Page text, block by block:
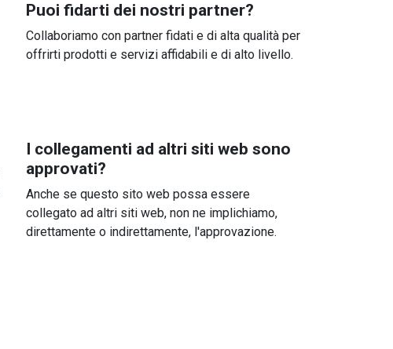
Puoi fidarti dei nostri partner?
Collaboriamo con partner fidati e di alta qualità per
offrirti prodotti e servizi affidabili e di alto livello.
I collegamenti ad altri siti web sono
approvati?
Anche se questo sito web possa essere
collegato ad altri siti web, non ne implichiamo,
direttamente o indirettamente, l'approvazione.